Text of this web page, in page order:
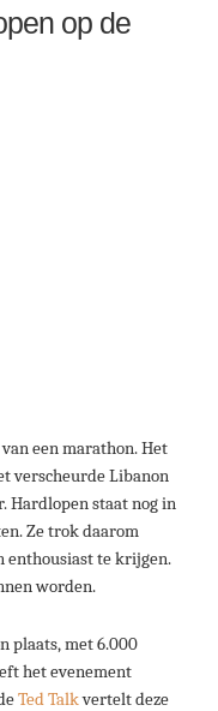
op de
een marathon. Het
verscheurde Libanon
Hardlopen staat nog in
Ze trok daarom
enthousiast te krijgen.
worden.
plaats, met 6.000
het evenement
Ted Talkvertelt deze